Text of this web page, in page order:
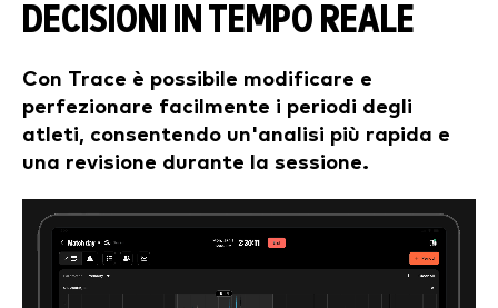
DECISIONI IN TEMPO REALE
Con Trace è possibile modificare e
perfezionare facilmente i periodi degli
atleti, consentendo un'analisi più rapida e
una revisione durante la sessione.